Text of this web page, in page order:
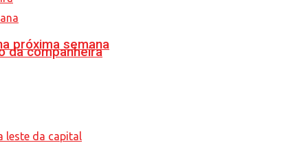
da companheira
próxima semana